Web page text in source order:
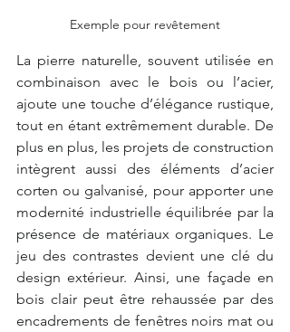
Exemple pour revêtement
La pierre naturelle, souvent utilisée en
combinaison avec le bois ou l’acier,
ajoute une touche d’élégance rustique,
tout en étant extrêmement durable. De
plus en plus, les projets de construction
intègrent aussi des éléments d’acier
corten ou galvanisé, pour apporter une
modernité industrielle équilibrée par la
présence de matériaux organiques. Le
jeu des contrastes devient une clé du
design extérieur. Ainsi, une façade en
bois clair peut être rehaussée par des
encadrements de fenêtres noirs mat ou